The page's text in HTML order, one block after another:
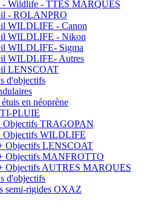
- Wildlife - TTES MARQUES
- ROLANPRO
WILDLIFE - Canon
WILDLIFE - Nikon
WILDLIFE- Sigma
WILDLIFE- Autres
LENSCOAT
d'objectifs
en néoprène
PLUIE
Objectifs TRAGOPAN
Objectifs WILDLIFE
Objectifs LENSCOAT
Objectifs MANFROTTO
Objectifs AUTRES MARQUES
d'objectifs
semi-rigides OXAZ